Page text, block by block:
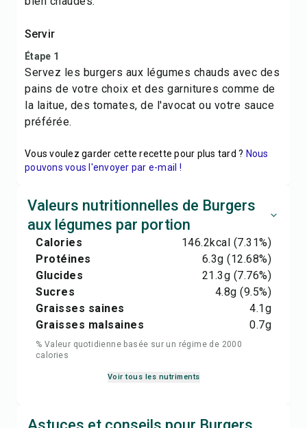
Servir
Étape 1
Servez les burgers aux légumes chauds avec des
pains de votre choix et des garnitures comme de
la laitue, des tomates, de l'avocat ou votre sauce
préférée.
Vous voulez garder cette recette pour plus tard ? Nous
pouvons vous l'envoyer par e-mail !
Valeurs nutritionnelles de Burgers
aux légumes par portion
Calories 146.2kcal (7.31%)
Protéines
6.3g (12.68%)
Glucides
21.3g (7.76%)
Sucres
4.8g (9.5%)
Graisses saines
4.1g
Graisses malsaines
0.7g
% Valeur quotidienne basée sur un régime de 2000
calories
Voir tous les nutriments